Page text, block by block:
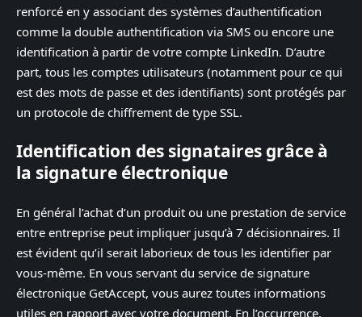
renforcé en y associant des systèmes d’authentification
comme la double authentification via SMS ou encore une
identification à partir de votre compte LinkedIn. D’autre
part, tous les comptes utilisateurs (notamment pour ce qui
est des mots de passe et des identifiants) sont protégés par
un protocole de chiffrement de type SSL.
Identification des signataires grâce à
la signature électronique
En général l’achat d’un produit ou une prestation de service
entre entreprise peut impliquer jusqu’à 7 décisionnaires. Il
est évident qu’il serait laborieux de tous les identifier par
vous-même. En vous servant du service de signature
électronique GetAccept, vous aurez toutes informations
utiles en rapport avec votre document. En l’occurrence,